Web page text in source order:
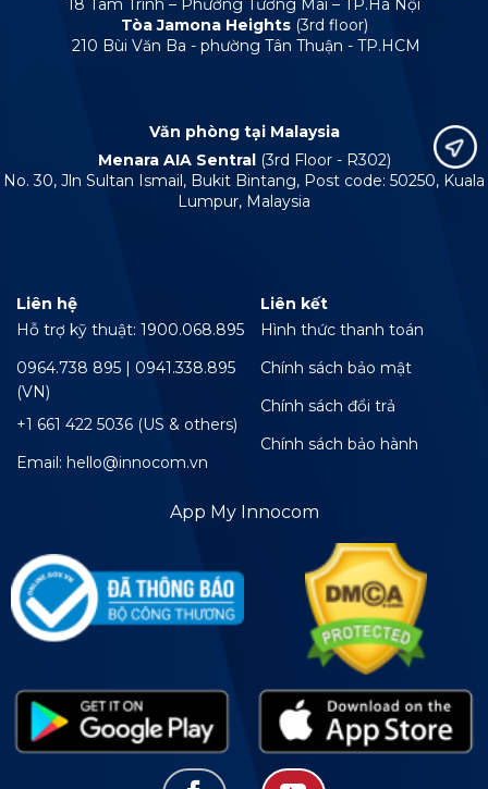
18 Tam Trinh – Phường Tương Mai – TP.Hà Nội
Tòa Jamona Heights (3rd floor)
210 Bùi Văn Ba - phường Tân Thuận - TP.HCM
Văn phòng tại Malaysia
Menara AIA Sentral (3rd Floor - R302)
No. 30, Jln Sultan Ismail, Bukit Bintang, Post code: 50250, Kuala
Lumpur, Malaysia
Liên hệ
Hỗ trợ kỹ thuật: 1900.068.895
0964.738 895 | 0941.338.895
(VN)
+1 661 422 5036 (US & others)
Email: hello@innocom.vn
Liên kết
Hình thức thanh toán
Chính sách bảo mật
Chính sách đổi trả
Chính sách bảo hành
App My Innocom